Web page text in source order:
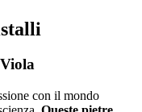
con il mondo